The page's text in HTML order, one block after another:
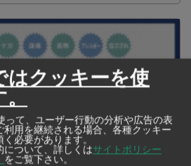
はクッキーを使
って、ユーザー行動の分析や広告の表
用を継続される場合、各種クッキー
必要があります。
について、詳しくはサイトポリシー
をご覧下さい。